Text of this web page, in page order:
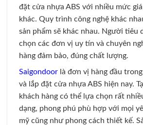
đặt cửa nhựa ABS với nhiều mức
khác. Quy trình công nghệ khác
sản phẩm sẽ khác nhau. Người tiêu
chọn các đơn vị uy tín và chuyên
hàng đảm bảo, đúng chất lượng.
Saigondoor là đơn vị hàng đầu
và lắp đặt cửa nhựa ABS hiện nay.
khách hàng có thể lựa chọn rất
dạng, phong phú phù hợp với mọi
mỹ cũng như phong cách thiết kế.